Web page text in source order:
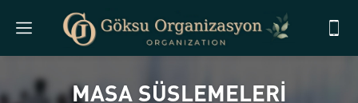
MASA SÜSLEMELERİ